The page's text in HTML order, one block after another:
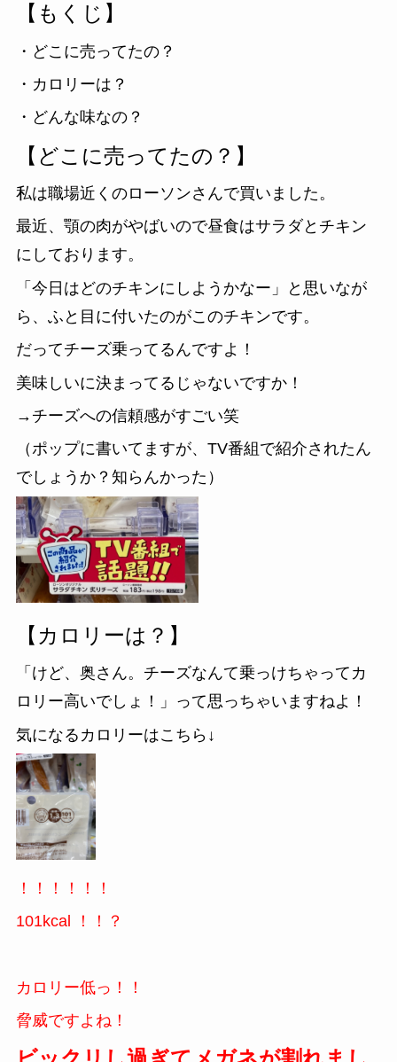
【もくじ】
・どこに売ってたの？
・カロリーは？
・どんな味なの？
【どこに売ってたの？】
私は職場近くのローソンさんで買いました。
最近、顎の肉がやばいので昼食はサラダとチキン
にしております。
「今日はどのチキンにしようかなー」と思いなが
ら、ふと目に付いたのがこのチキンです。
だってチーズ乗ってるんですよ！
美味しいに決まってるじゃないですか！
→チーズへの信頼感がすごい笑
（ポップに書いてますが、TV番組で紹介されたん
でしょうか？知らんかった）
【カロリーは？】
「けど、奥さん。チーズなんて乗っけちゃってカ
ロリー高いでしょ！」って思っちゃいますねよ！
気になるカロリーはこちら↓
！！！！！！
101kcal
！！？
カロリー低っ！！
脅威ですよね！